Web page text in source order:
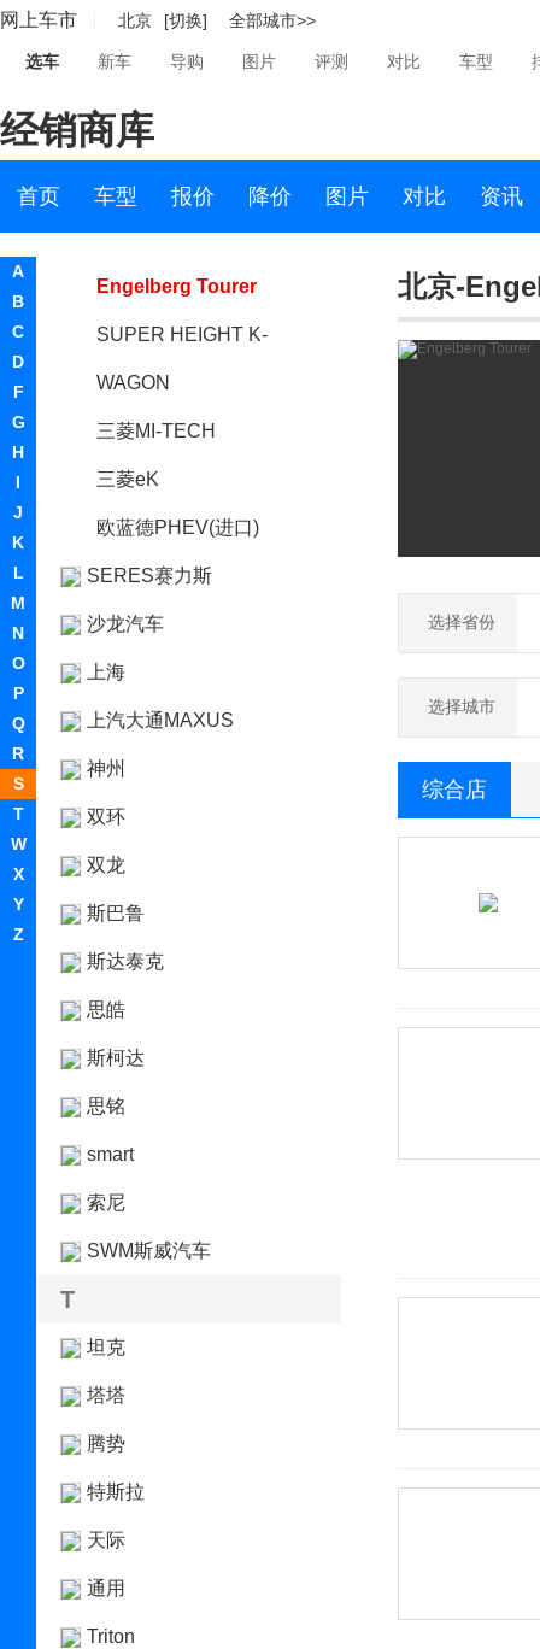
网上车市 北京 [切换] 全部城市>>
选车 新车 导购 图片 评测 对比 车型
经销商库
首页 车型 报价 降价 图片 对比 资讯
A
B
C
D
F
G
H
I
J
K
L
M
N
O
P
Q
R
S
T
W
X
Y
Z
Xpander
Mirage
三菱 L200
Engelberg Tourer
SUPER HEIGHT K-
WAGON
三菱MI-TECH
三菱eK
欧蓝德PHEV(进口)
SERES赛力斯
沙龙汽车
上海
上汽大通MAXUS
神州
双环
双龙
斯巴鲁
斯达泰克
思皓
斯柯达
思铭
smart
索尼
SWM斯威汽车
T
坦克
塔塔
腾势
特斯拉
天际
通用
Triton
北京-
选择省份
选择城市
综合店